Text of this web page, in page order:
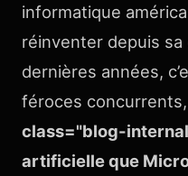
informatique
réinventer depuis
dernières années,
féroces concurrents,
class="blog-
artificielle que